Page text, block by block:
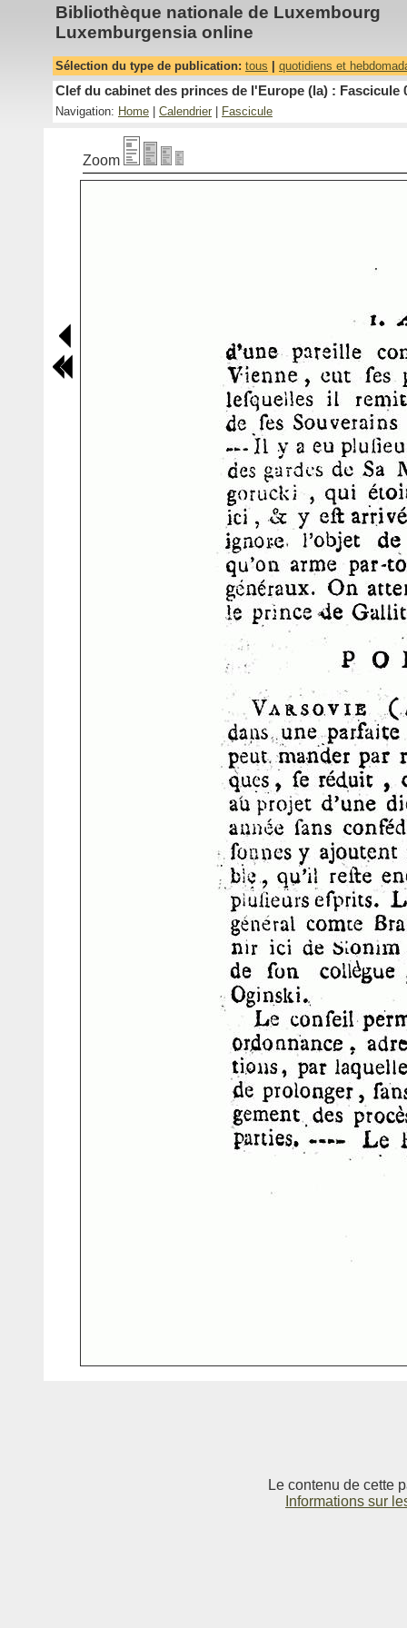
Bibliothèque nationale de Luxembourg
Luxemburgensia online
Sélection du type de publication: tous quotidiens et
Clef du cabinet des princes de l'Europe (la) : Fascicule
Navigation: Home Calendrier Fascicule
Zoom
Le contenu de cette
Informations sur